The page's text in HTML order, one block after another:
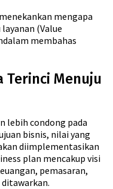
mengapa
(Value
membahas
Terinci Menuju
lebih condong pada
bisnis, nilai yang
diimplementasikan
plan mencakup visi
pemasaran,